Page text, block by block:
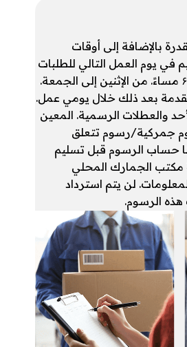
بالإضافة إلى أوقات
في يوم العمل التالي للطلبات
المقدمة قبل الساعة ۶:۳۰ مساءً. من الإثنين إلى الجمعة.
بعد ذلك خلال يومي عمل.
والعطلات الرسمية. المعين
جمركية/رسوم تتعلق
حساب الرسوم قبل تسليم
الجمارك المحلي
لن يتم استرداد
الرسوم.